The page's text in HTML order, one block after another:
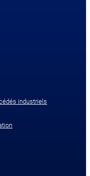
industriels